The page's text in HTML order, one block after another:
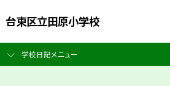
台東区立田原小学校
学校日記メニュー